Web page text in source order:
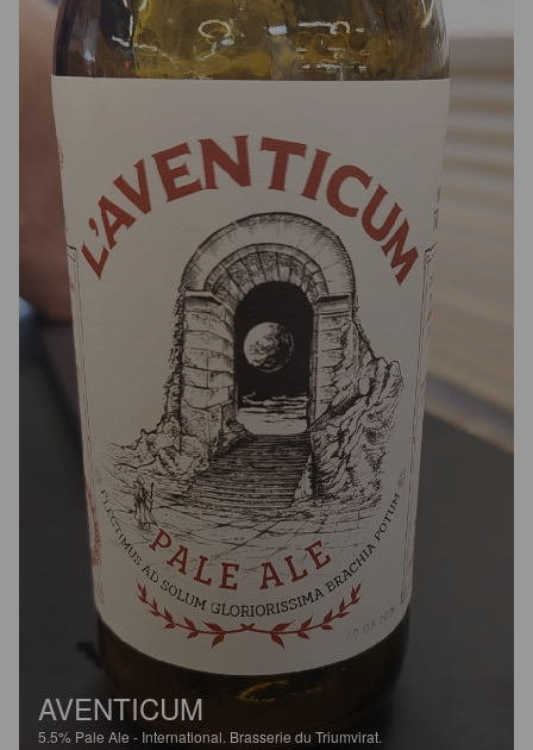
AVENTICUM
5.5% Pale Ale - International. Brasserie du Triumvirat.